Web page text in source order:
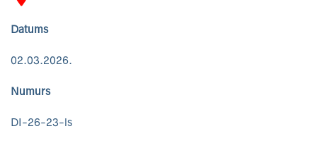
Datums
02.03.2026.
Numurs
DI-26-23-ls